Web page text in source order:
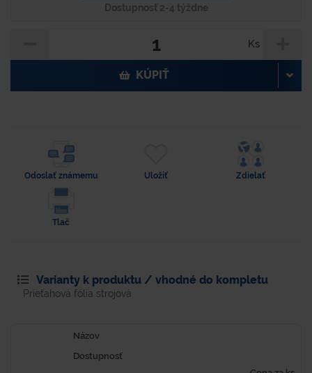
Dostupnosť 2-4 týždne
Ks
KÚPIŤ
Odoslať známemu Uložiť Zdielať
Tlač
Varianty k produktu / vhodné do kompletu
Prieťahová fólia strojová
Názov
Dostupnosť